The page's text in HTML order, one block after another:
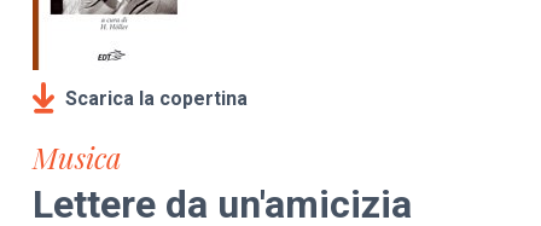
Scarica la copertina
Musica
Lettere da un'amicizia